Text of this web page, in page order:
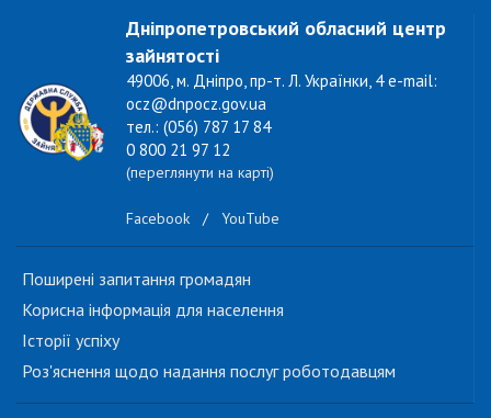
Дніпропетровський обласний центр
зайнятості
49006, м. Дніпро, пр-т. Л. Українки, 4 e-mail:
ocz@dnpocz.gov.ua
тел.: (056) 787 17 84
0 800 21 97 12
(переглянути на карті)
Facebook / YouTube
Поширені запитання громадян
Корисна інформація для населення
Історії успіху
Роз'яснення щодо надання послуг роботодавцям